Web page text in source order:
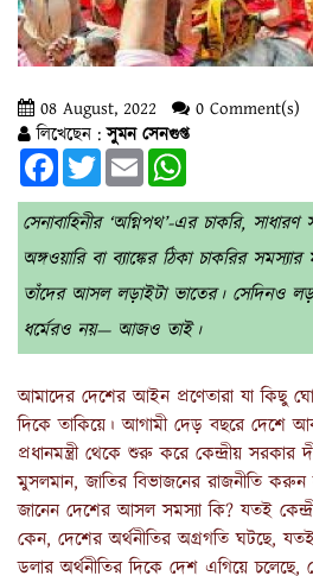
08 August, 2022 0 Comment(s)
লিখেছেন :সুমন সেনগুপ্ত
FacebookTwitterEmail
সেনাবাহিনীর ‘অগ্নিপথ’-এর চাকরি, সাধারণ
অঙ্গওয়ারি বা ব্যাঙ্কের ঠিকা চাকরির
তাঁদের আসল লড়াইটা ভাতের। সেদিনও
ধর্মেরও নয়— আজও তাই।
আমাদের দেশের আইন প্রণেতারা যা কিছু
দিকে তাকিয়ে। আগামী দেড় বছরে দেশে
প্রধানমন্ত্রী থেকে শুরু করে কেন্দ্রীয়
মুসলমান, জাতির বিভাজনের রাজনীতি
জানেন দেশের আসল সমস্যা কি? যতই
কেন, দেশের অর্থনীতির অগ্রগতি ঘটছে,
ডলার অর্থনীতির দিকে দেশ এগিয়ে চলেছে,